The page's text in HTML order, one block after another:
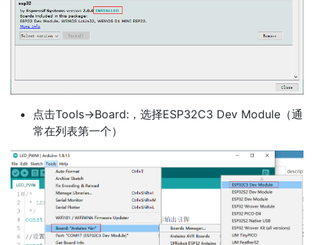
点击Tools->Board:，选择ESP32C3 Dev Module（通
常在列表第一个）